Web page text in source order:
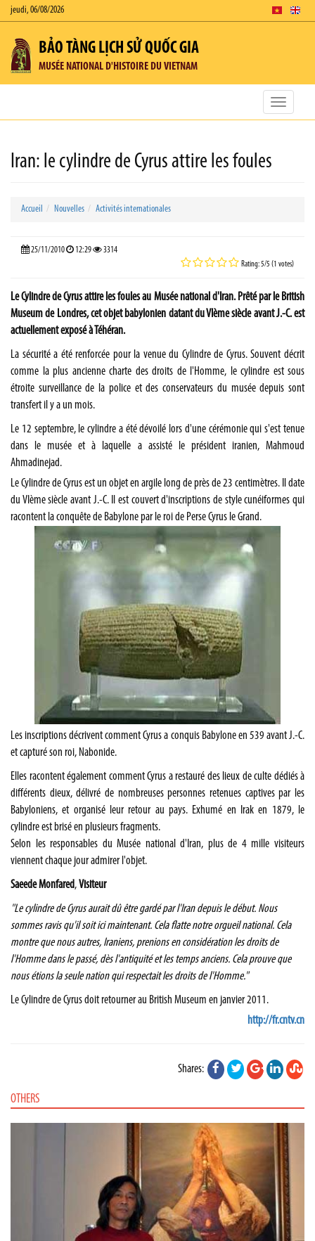
jeudi, 06/08/2026
BẢO TÀNG LỊCH SỬ QUỐC GIA
MUSÉE NATIONAL D'HISTOIRE DU VIETNAM
Toggle
Iran: le cylindre de Cyrus attire les foules
Accueil Nouvelles Activités internationales
25/11/2010 12:29 3314
Rating: 5/5 (1 votes)
Le Cylindre de Cyrus attire les foules au Musée national d'Iran. Prêté par le British
Museum de Londres, cet objet babylonien datant du VIème siècle avant J.-C. est
actuellement exposé à Téhéran.
La sécurité a été renforcée pour la venue du Cylindre de Cyrus. Souvent décrit
comme la plus ancienne charte des droits de l'Homme, le cylindre est sous
étroite surveillance de la police et des conservateurs du musée depuis sont
transfert il y a un mois.
Le 12 septembre, le cylindre a été dévoilé lors d'une cérémonie qui s'est tenue
dans le musée et à laquelle a assisté le président iranien, Mahmoud
Ahmadinejad.
Le Cylindre de Cyrus est un objet en argile long de près de 23 centimètres. Il date
du VIème siècle avant J.-C. Il est couvert d'inscriptions de style cunéiformes qui
racontent la conquête de Babylone par le roi de Perse Cyrus le Grand.
Les inscriptions décrivent comment Cyrus a conquis Babylone en 539 avant J.-C.
et capturé son roi, Nabonide.
Elles racontent également comment Cyrus a restauré des lieux de culte dédiés à
différents dieux, délivré de nombreuses personnes retenues captives par les
Babyloniens, et organisé leur retour au pays. Exhumé en Irak en 1879, le
cylindre est brisé en plusieurs fragments.
Selon les responsables du Musée national d'Iran, plus de 4 mille visiteurs
viennent chaque jour admirer l'objet.
Saeede Monfared,Visiteur
"Le cylindre de Cyrus aurait dû être gardé par l'Iran depuis le début. Nous
sommes ravis qu'il soit ici maintenant. Cela flatte notre orgueil national. Cela
montre que nous autres, Iraniens, prenions en considération les droits de
l'Homme dans le passé, dès l'antiquité et les temps anciens. Cela prouve que
nous étions la seule nation qui respectait les droits de l'Homme."
Le Cylindre de Cyrus doit retourner au British Museum en janvier 2011.
http://fr.cntv.cn
Shares:
OTHERS